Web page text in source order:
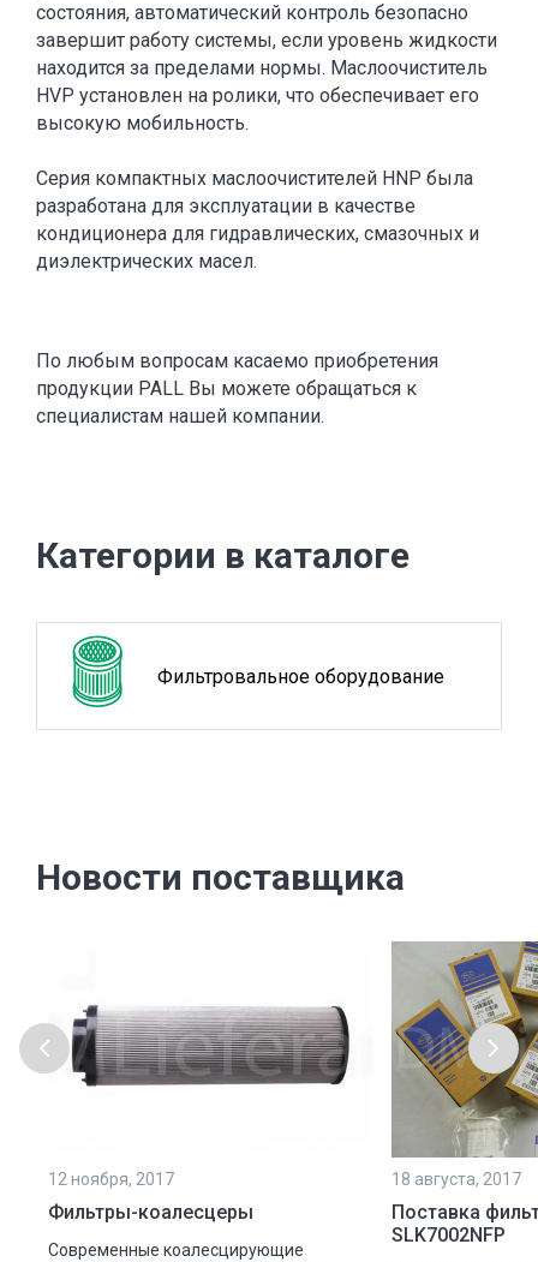
состояния, автоматический контроль безопасно
завершит работу системы, если уровень жидкости
находится за пределами нормы. Маслоочиститель
HVP установлен на ролики, что обеспечивает его
высокую мобильность.
Серия компактных маслоочистителей HNP была
разработана для эксплуатации в качестве
кондиционера для гидравлических, смазочных и
диэлектрических масел.
По любым вопросам касаемо приобретения
продукции PALL Вы можете обращаться к
специалистам нашей компании.
Категории в каталоге
Фильтровальное оборудование
Новости поставщика
12 ноября, 2017
Фильтры-коалесцеры
Современные коалесцирующие
18 августа, 2017
Поставка
SLK7002NFP